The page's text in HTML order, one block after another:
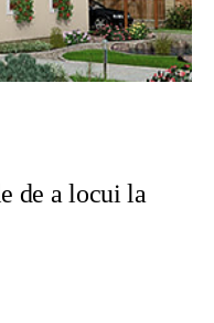
de a locui la